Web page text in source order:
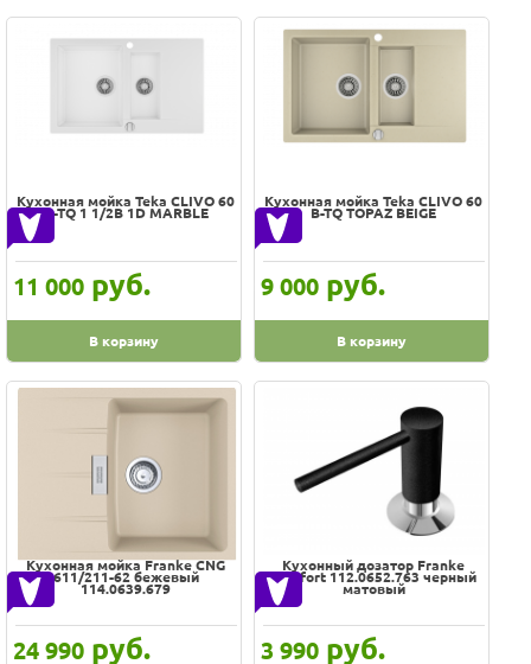
Saraya
Stella Polar
TOLERO
Viega
Villeroy&Boch
Кухонная мойка Teka CLIVO 60
B-TQ 1 1/2B 1D MARBLE
11 000 руб.
В корзину
Кухонная мойка Teka CLIVO 60
B-TQ TOPAZ BEIGE
9 000 руб.
В корзину
Кухонная мойка Franke CNG
611/211-62 бежевый
114.0639.679
24 990 руб.
Кухонный дозатор Franke
Comfort 112.0652.763 черный
матовый
3 990 руб.